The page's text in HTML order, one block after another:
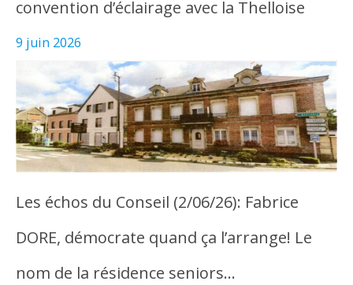
convention d’éclairage avec la Thelloise
9 juin 2026
Les échos du Conseil (2/06/26): Fabrice
DORE, démocrate quand ça l’arrange! Le
nom de la résidence seniors…